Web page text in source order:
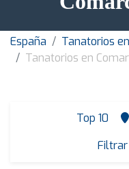
España
Tanatorios
Tanatorios en
Top 10